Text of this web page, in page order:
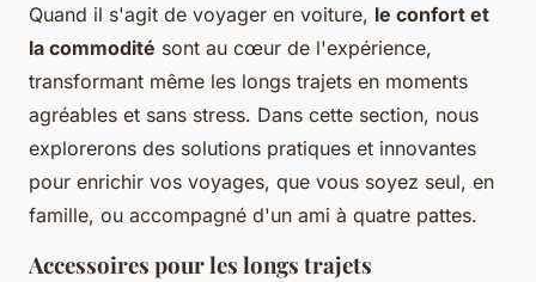
Quand il s'agit de voyager en voiture, le confort et
la commodité sont au cœur de l'expérience,
transformant même les longs trajets en moments
agréables et sans stress. Dans cette section, nous
explorerons des solutions pratiques et innovantes
pour enrichir vos voyages, que vous soyez seul, en
famille, ou accompagné d'un ami à quatre pattes.
Accessoires pour les longs trajets